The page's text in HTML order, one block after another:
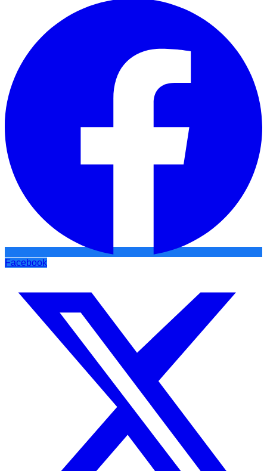
Facebook